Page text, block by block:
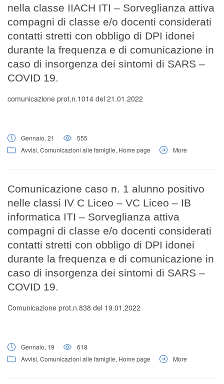
nella classe IIACH ITI – Sorveglianza attiva
compagni di classe e/o docenti considerati
contatti stretti con obbligo di DPI idonei
durante la frequenza e di comunicazione in
caso di insorgenza dei sintomi di SARS –
COVID 19.
comunicazione prot.n.1014 del 21.01.2022
Gennaio, 21
555
Avvisi, Comunicazioni alle famiglie, Home page More
Comunicazione caso n. 1 alunno positivo
nelle classi IV C Liceo – VC Liceo – IB
informatica ITI – Sorveglianza attiva
compagni di classe e/o docenti considerati
contatti stretti con obbligo di DPI idonei
durante la frequenza e di comunicazione in
caso di insorgenza dei sintomi di SARS –
COVID 19.
Comunicazione prot.n.838 del 19.01.2022
Gennaio, 19
618
Avvisi, Comunicazioni alle famiglie, Home page More